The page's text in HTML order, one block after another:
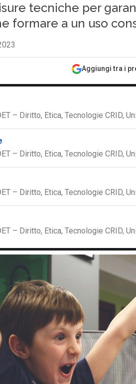
tecniche per
formare a un uso
Aggiungi tra i
– Diritto, Etica, Tecnologie CRID,
– Diritto, Etica, Tecnologie CRID,
– Diritto, Etica, Tecnologie CRID,
– Diritto, Etica, Tecnologie CRID,